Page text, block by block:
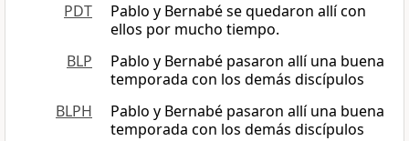
PDT
Pablo y Bernabé se quedaron allí con
ellos por mucho tiempo.
BLP
Pablo y Bernabé pasaron allí una buena
temporada con los demás discípulos
BLPH
Pablo y Bernabé pasaron allí una buena
temporada con los demás discípulos